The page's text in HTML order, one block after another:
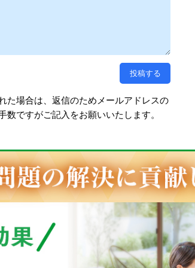
た場合は、返信のためメールアドレスの
数ですがご記入をお願いいたします。